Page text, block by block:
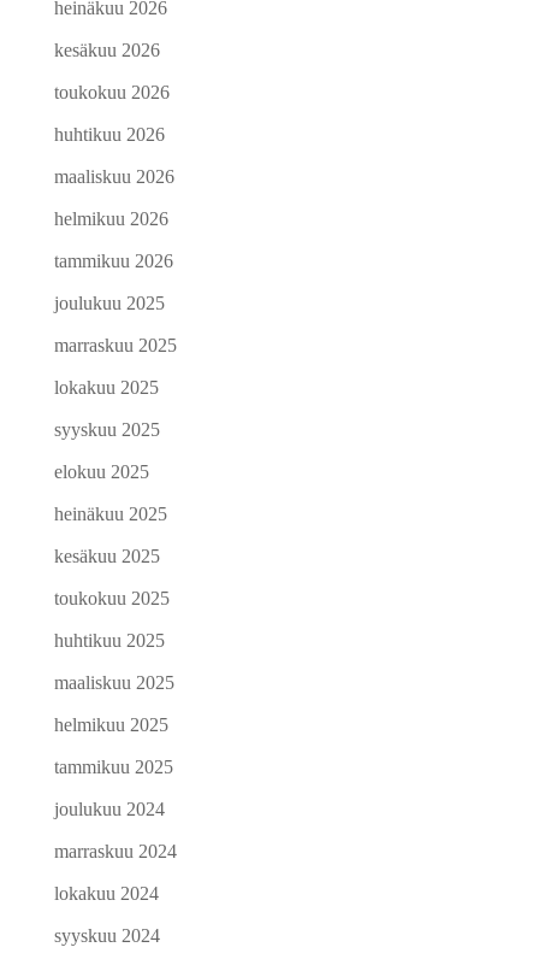
heinäkuu 2026
kesäkuu 2026
toukokuu 2026
huhtikuu 2026
maaliskuu 2026
helmikuu 2026
tammikuu 2026
joulukuu 2025
marraskuu 2025
lokakuu 2025
syyskuu 2025
elokuu 2025
heinäkuu 2025
kesäkuu 2025
toukokuu 2025
huhtikuu 2025
maaliskuu 2025
helmikuu 2025
tammikuu 2025
joulukuu 2024
marraskuu 2024
lokakuu 2024
syyskuu 2024